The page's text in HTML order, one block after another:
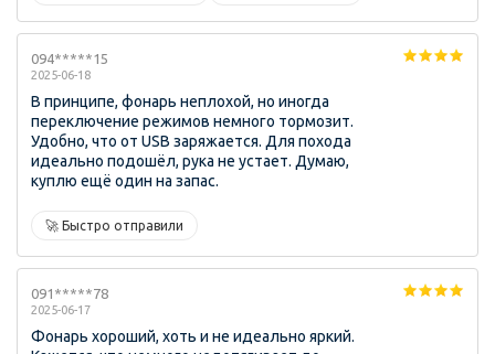
094*****15
2025-06-18
В принципе, фонарь неплохой, но иногда
переключение режимов немного тормозит.
Удобно, что от USB заряжается. Для похода
идеально подошёл, рука не устает. Думаю,
куплю ещё один на запас.
🚀 Быстро отправили
091*****78
2025-06-17
Фонарь хороший, хоть и не идеально яркий.